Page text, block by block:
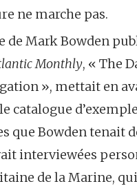
ne marche pas.
de Mark Bowden
Monthly, « The
», mettait en
catalogue
que Bowden tenait
interviewées
de la Marine,